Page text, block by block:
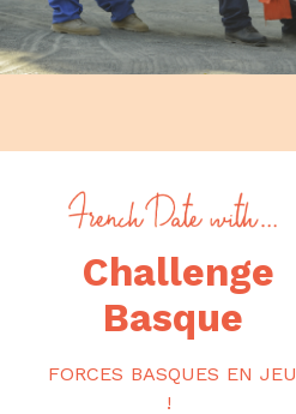
Challenge
Basque
FORCES BASQUES EN JEU
!